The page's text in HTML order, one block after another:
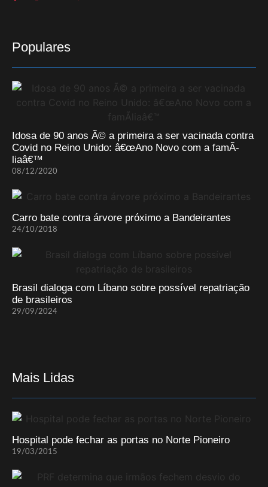
Populares
Idosa de 90 anos Ã© a primeira a ser vacinada contra
Covid no Reino Unido: â€œAno Novo com a famÃ­
liaâ€™
08/12/2020
Carro bate contra árvore próximo a Bandeirantes
24/10/2018
Brasil dialoga com Líbano sobre possível repatriação
de brasileiros
29/09/2024
Mais Lidas
Hospital pode fechar as portas no Norte Pioneiro
19/03/2015